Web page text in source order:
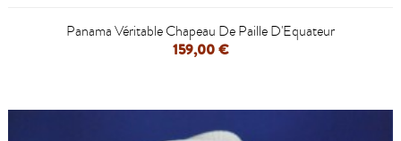
Panama Véritable Chapeau De Paille D'Equateur
159,00 €